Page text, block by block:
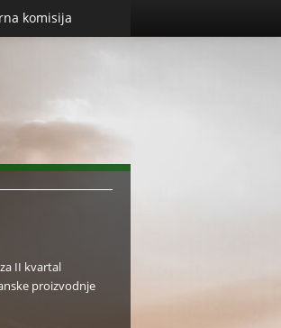
komisija
II kvartal
proizvodnje